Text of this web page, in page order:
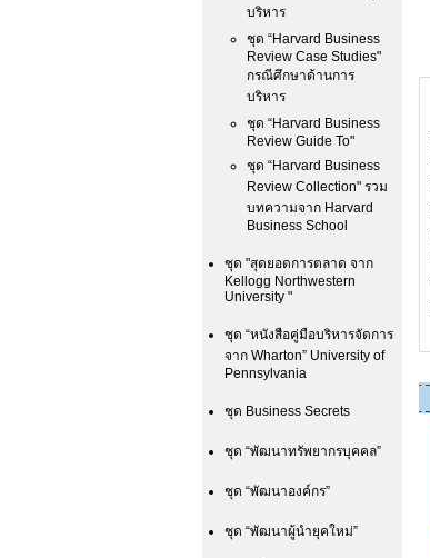
บริหาร
ชุด “Harvard Business
Review Case Studies"
กรณีศึกษาด้านการ
บริหาร
ชุด “Harvard Business
Review Guide To"
ชุด “Harvard Business
Review Collection" รวม
บทความจาก Harvard
Business School
ชุด "สุดยอดการตลาด จาก
Kellogg Northwestern
University "
ชุด “หนังสือคู่มือบริหารจัดการ
จาก Wharton” University of
Pennsylvania
ชุด Business Secrets
ชุด “พัฒนาทรัพยากรบุคคล”
ชุด “พัฒนาองค์กร”
ชุด “พัฒนาผู้นำยุคใหม่”